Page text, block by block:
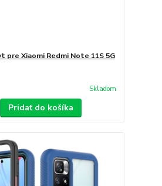
pre Xiaomi Redmi Note 11S 5G
Skladom
Pridať do košíka